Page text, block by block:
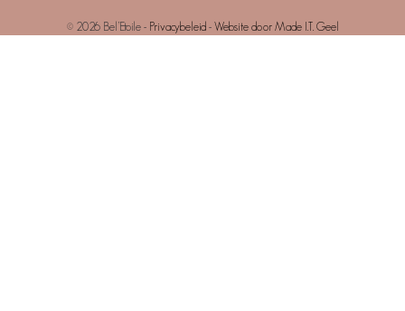
© 2026 Bel’Etoile - Privacybeleid- Website door Made I.T. Geel